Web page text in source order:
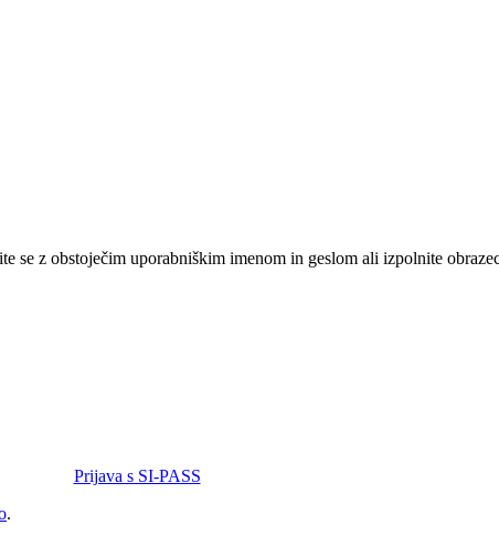
se z obstoječim uporabniškim imenom in geslom ali izpolnite
Prijava s SI-PASS
.